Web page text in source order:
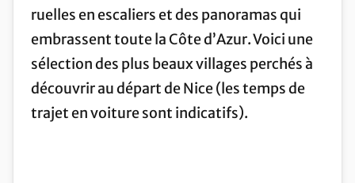
ruelles en escaliers et des panoramas qui
embrassent toute la Côte d’Azur. Voici une
sélection des plus beaux villages perchés à
découvrir au départ de Nice (les temps de
trajet en voiture sont indicatifs).